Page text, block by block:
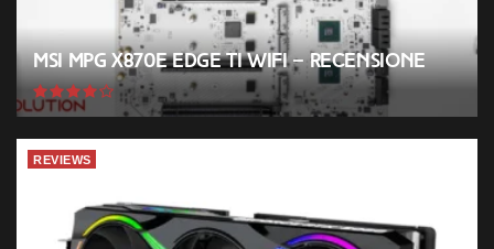
MSI MPG X870E EDGE TI WIFI – Recensione
REVIEWS